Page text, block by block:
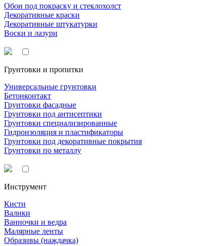
Обои под покраску и стеклохолст
Декоративные краски
Декоративные штукатурки
Воски и лазури
Грунтовки и пропитки
Универсальные грунтовки
Бетонконтакт
Грунтовки фасадные
Грунтовки под антисептики
Грунтовки специализированные
Гидроизоляция и пластификаторы
Грунтовки под декоративные покрытия
Грунтовки по металлу
Инструмент
Кисти
Валики
Ванночки и ведра
Малярные ленты
Образивы (наждачка)